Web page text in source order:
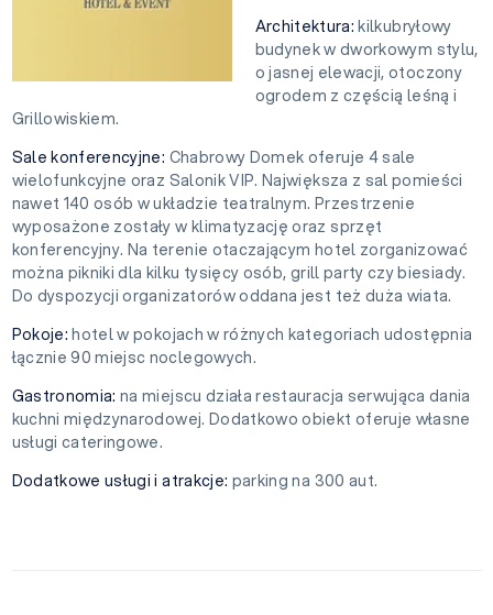
Architektura: kilkubryłowy
budynek w dworkowym stylu,
o jasnej elewacji, otoczony
ogrodem z częścią leśną i
Grillowiskiem.
Sale konferencyjne: Chabrowy Domek oferuje 4 sale
wielofunkcyjne oraz Salonik VIP. Największa z sal pomieści
nawet 140 osób w układzie teatralnym. Przestrzenie
wyposażone zostały w klimatyzację oraz sprzęt
konferencyjny. Na terenie otaczającym hotel zorganizować
można pikniki dla kilku tysięcy osób, grill party czy biesiady.
Do dyspozycji organizatorów oddana jest też duża wiata.
Pokoje: hotel w pokojach w różnych kategoriach udostępnia
łącznie 90 miejsc noclegowych.
Gastronomia:na miejscu działa restauracja serwująca dania
kuchni międzynarodowej. Dodatkowo obiekt oferuje własne
usługi cateringowe.
Dodatkowe usługi i atrakcje: parking na 300 aut.